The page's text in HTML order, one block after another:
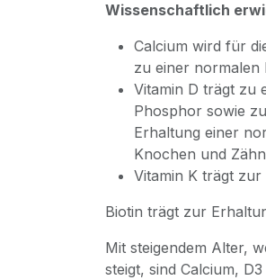
Wissenschaftlich
Calcium wird für
zu einer normalen
Vitamin D trägt zu
Phosphor sowie
Erhaltung einer
Knochen und
Vitamin K trägt
Biotin trägt zur
Mit steigendem Alter,
steigt, sind Calcium,